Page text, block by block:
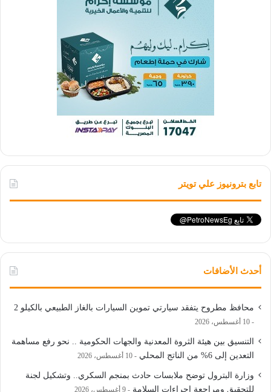
تابع بترونيوز علي تويتر
أحدث الأضافات
محافظ مطروح يتفقد سيارتي تموين السيارات بالغاز الطبيعي بالكيلو 2
10 أغسطس، 2026
التنسيق بين هيئة الثروة المعدنية والجهات الحكومية .. نحو رفع مساهمة
التعدين إلى 6% من الناتج المحلي
10 أغسطس، 2026
وزارة البترول توضح ملابسات حادث بمنجم السكري.. وتشكيل لجنة
للتحقيق ومراجعة إجراءات السلامة
9 أغسطس، 2026